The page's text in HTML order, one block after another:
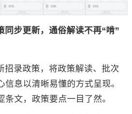
同步更新，通俗解读不再“啃”
招录政策，将政策解读、批次
息以清晰易懂的方式呈现。
文，政策要点一目了然。